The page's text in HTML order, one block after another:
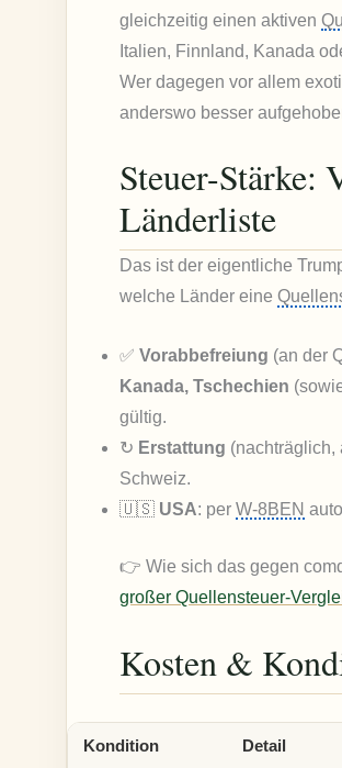
gleichzeitig einen aktiven
Italien, Finnland, Kanada
Wer dagegen vor allem
anderswo besser
Steuer-Stärke:
Länderliste
Das ist der eigentliche
welche Länder eine
✅Vorabbefreiung (an der
Kanada, Tschechien
gültig.
↻ Erstattung (nachträglich,
Schweiz.
🇺🇸 USA: perW-8BEN
👉 Wie sich das gegen
großer Quellensteuer-
Kosten &
Kondition Detail